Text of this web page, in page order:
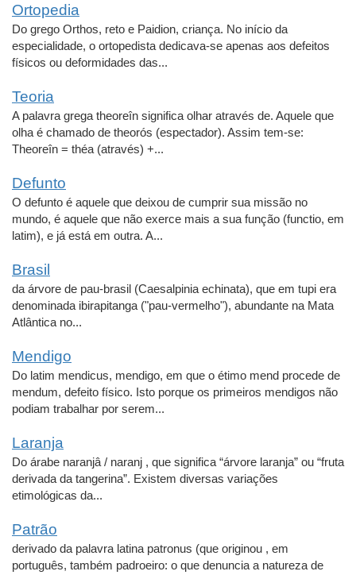
Ortopedia
Do grego Orthos, reto e Paidion, criança. No início da
especialidade, o ortopedista dedicava-se apenas aos defeitos
físicos ou deformidades das...
Teoria
A palavra grega theoreîn significa olhar através de. Aquele que
olha é chamado de theorós (espectador). Assim tem-se:
Theoreîn = théa (através) +...
Defunto
O defunto é aquele que deixou de cumprir sua missão no
mundo, é aquele que não exerce mais a sua função (functio, em
latim), e já está em outra. A...
Brasil
da árvore de pau-brasil (Caesalpinia echinata), que em tupi era
denominada ibirapitanga ("pau-vermelho"), abundante na Mata
Atlântica no...
Mendigo
Do latim mendicus, mendigo, em que o étimo mend procede de
mendum, defeito físico. Isto porque os primeiros mendigos não
podiam trabalhar por serem...
Laranja
Do árabe naranjâ / naranj , que significa “árvore laranja” ou “fruta
derivada da tangerina”. Existem diversas variações
etimológicas da...
Patrão
derivado da palavra latina patronus (que originou , em
português, também padroeiro: o que denuncia a natureza de